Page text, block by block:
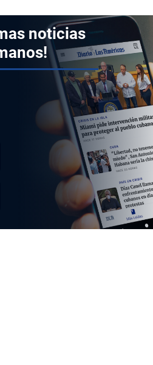
noticias